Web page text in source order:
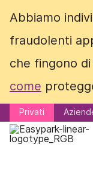
Abbiamo
fraudolenti
che fingono di
come
Privati
Abbiamo
fraudolenti
che fingono di
come
Privati